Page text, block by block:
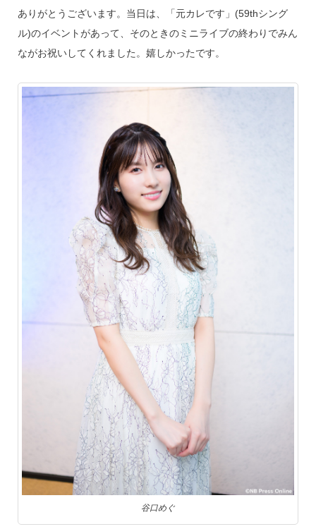
ありがとうございます。当日は、「元カレです」(59thシング
ル)のイベントがあって、そのときのミニライブの終わりでみん
ながお祝いしてくれました。嬉しかったです。
谷口めぐ